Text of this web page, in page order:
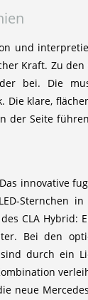
und
Kraft. Zu
bei. Die
Die klare,
der Seite
innovative
Sternchen
CLA Hybrid:
Bei den
durch ein
neue